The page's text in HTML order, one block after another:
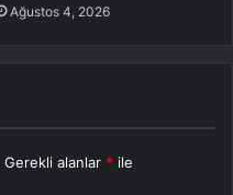
Ağustos 4, 2026
Gerekli alanlar * ile